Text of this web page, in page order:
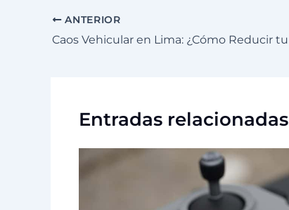
ANTERIOR
Entradas relacionadas